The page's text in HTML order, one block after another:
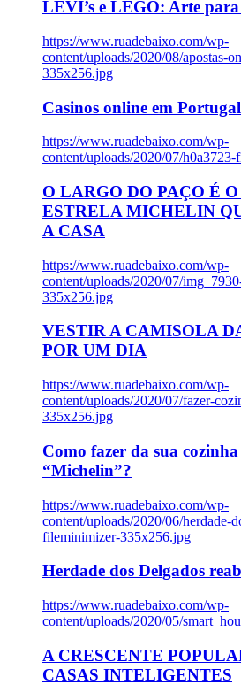
LEVI’s e LEGO: Arte
https://www.ruadebaixo.com/wp-
content/uploads/2020/08/apostas-
335x256.jpg
Casinos online em Portugal
https://www.ruadebaixo.com/wp-
content/uploads/2020/07/
O LARGO DO PAÇO É
ESTRELA MICHELIN
A CASA
https://www.ruadebaixo.com/wp-
content/uploads/2020/07/
335x256.jpg
VESTIR A CAMISOLA
POR UM DIA
https://www.ruadebaixo.com/wp-
content/uploads/2020/07/fazer-
335x256.jpg
Como fazer da sua
“Michelin”?
https://www.ruadebaixo.com/wp-
content/uploads/2020/06/herdade-
fileminimizer-335x256.jpg
Herdade dos Delgados
https://www.ruadebaixo.com/wp-
content/uploads/2020/05/
A CRESCENTE
CASAS INTELIGENTES